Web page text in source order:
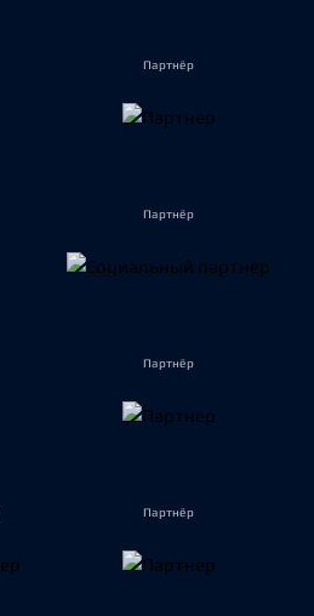
Партнёр
Партнёр
Партнёр
Партнёр